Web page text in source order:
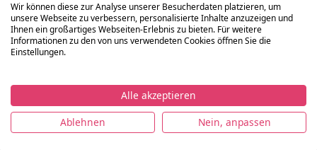
Lagerverkaufsmode.de
Impressum Datenschutz Nutzungsbedingungen
Wir können diese zur Analyse unserer Besucherdaten platzieren, um
unsere Webseite zu verbessern, personalisierte Inhalte anzuzeigen und
Ihnen ein großartiges Webseiten-Erlebnis zu bieten. Für weitere
Informationen zu den von uns verwendeten Cookies öffnen Sie die
Einstellungen.
Alle akzeptieren
Ablehnen
Nein, anpassen